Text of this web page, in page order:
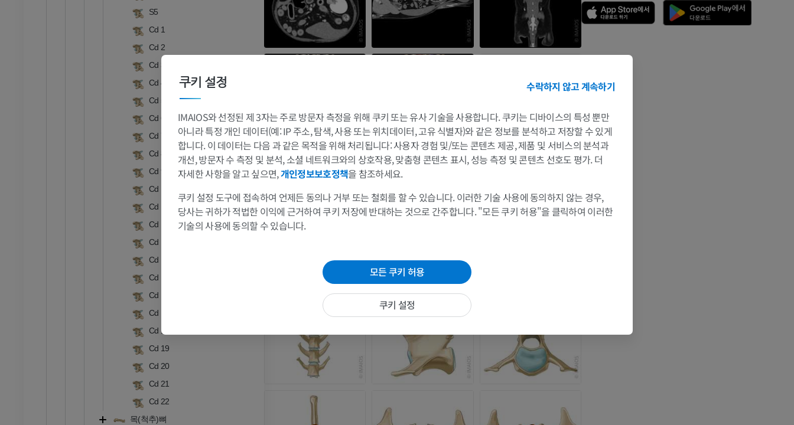
S5
Cd 1
Cd 2
Cd 3
Cd 4
Cd 5
Cd 6
Cd 7
Cd 8
Cd 9
Cd 10
Cd 11
Cd 12
Cd 13
Cd 14
Cd 15
Cd 16
Cd 17
Cd 18
Cd 19
Cd 20
Cd 21
Cd 22
목(척추)뼈
말 - 치아
삽화
무료
쿠키 설정 수락하지 않고 계속하기
IMAIOS와 선정된 제 3자는 주로 방문자 측정을 위해 쿠키 또는 유사 기술을 사용합니다. 쿠키는 디바이스의 특성 뿐만
아니라 특정 개인 데이터(예: IP 주소, 탐색, 사용 또는 위치데이터, 고유 식별자)와 같은 정보를 분석하고 저장할 수 있게
합니다. 이 데이터는 다음 과 같은 목적을 위해 처리됩니다: 사용자 경험 및/또는 콘텐츠 제공, 제품 및 서비스의 분석과
개선, 방문자 수 측정 및 분석, 소셜 네트워크와의 상호작용, 맞춤형 콘텐츠 표시, 성능 측정 및 콘텐츠 선호도 평가. 더
자세한 사항을 알고 싶으면,개인정보보호정책을 참조하세요.
쿠키 설정 도구에 접속하여 언제든 동의나 거부 또는 철회를 할 수 있습니다. 이러한 기술 사용에 동의하지 않는 경우,
당사는 귀하가 적법한 이익에 근거하여 쿠키 저장에 반대하는 것으로 간주합니다. "모든 쿠키 허용"을 클릭하여 이러한
기술의 사용에 동의할 수 있습니다.
모든 쿠키 허용
쿠키 설정